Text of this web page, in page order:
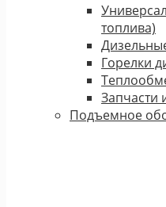
топлива)
Горелки
Запчасти
Подъемное